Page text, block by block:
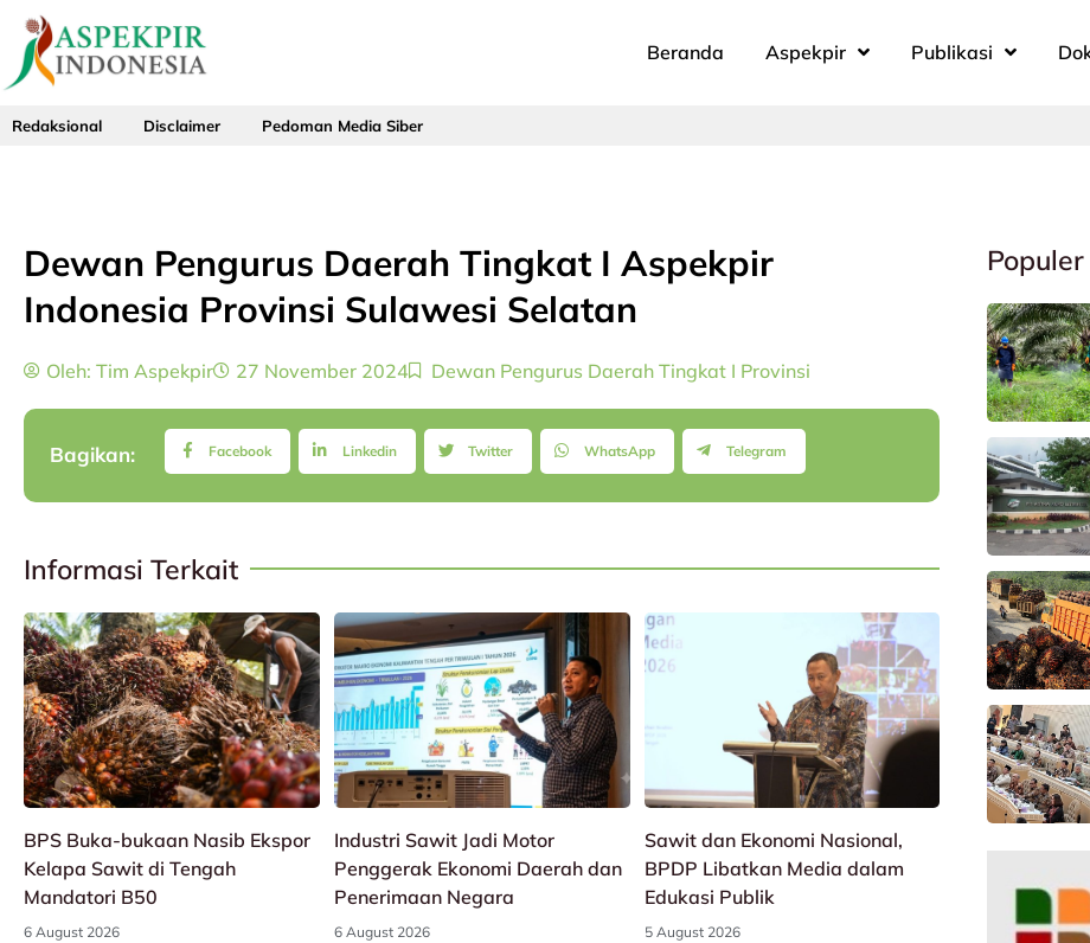
Skip
content
Beranda Aspekpir Publikasi
Redaksional Disclaimer Pedoman Media Siber
Dewan Pengurus Daerah Tingkat I Aspekpir
Indonesia Provinsi Sulawesi Selatan
Oleh: Tim Aspekpir 27 November 2024 Dewan Pengurus Daerah Tingkat I Provinsi
Bagikan: Facebook Linkedin Twitter WhatsApp Telegram
Informasi Terkait
BPS Buka-bukaan Nasib Ekspor
Kelapa Sawit di Tengah
Mandatori B50
6 August 2026
Industri Sawit Jadi Motor
Penggerak Ekonomi Daerah dan
Penerimaan Negara
6 August 2026
Sawit dan Ekonomi Nasional,
BPDP Libatkan Media dalam
Edukasi Publik
5 August 2026
Populer